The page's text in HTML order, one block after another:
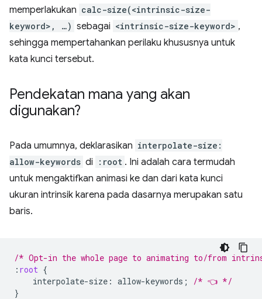
memperlakukan calc-size(<intrinsic-size-
keyword>, …) sebagai <intrinsic-size-keyword> ,
sehingga mempertahankan perilaku khususnya untuk
kata kunci tersebut.
Pendekatan mana yang akan
digunakan?
Pada umumnya, deklarasikan interpolate-size:
allow-keywords di :root . Ini adalah cara termudah
untuk mengaktifkan animasi ke dan dari kata kunci
ukuran intrinsik karena pada dasarnya merupakan satu
baris.
/* Opt-in the whole page to animating to/from
: root {
interpolate-size : allow-keywords ;
/* 👈 */
}